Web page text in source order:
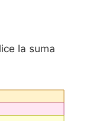
la suma